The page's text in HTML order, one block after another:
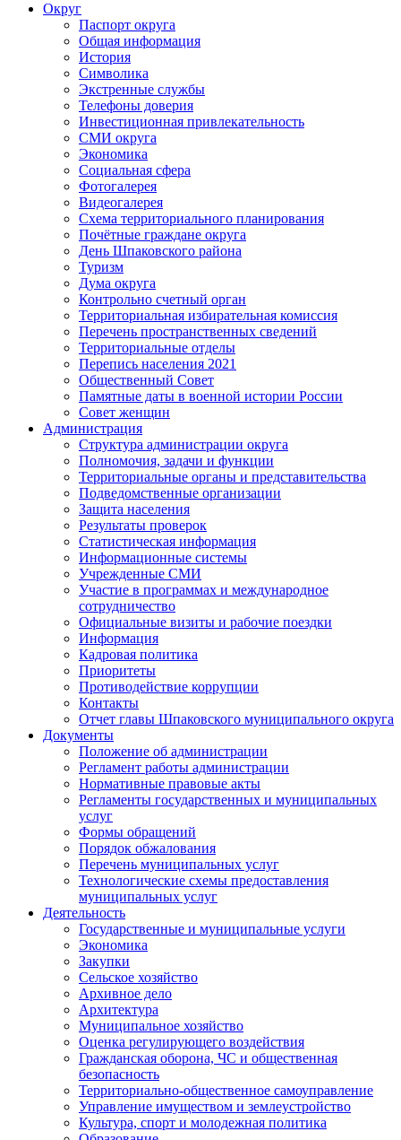
Округ
Паспорт округа
Общая информация
История
Символика
Экстренные службы
Телефоны доверия
Инвестиционная привлекательность
СМИ округа
Экономика
Социальная сфера
Фотогалерея
Видеогалерея
Схема территориального планирования
Почётные граждане округа
День Шпаковского района
Туризм
Дума округа
Контрольно счетный орган
Территориальная избирательная комиссия
Перечень пространственных сведений
Территориальные отделы
Перепись населения 2021
Общественный Совет
Памятные даты в военной истории России
Совет женщин
Администрация
Структура администрации округа
Полномочия, задачи и функции
Территориальные органы и представительства
Подведомственные организации
Защита населения
Результаты проверок
Статистическая информация
Информационные системы
Учрежденные СМИ
Участие в программах и международное
сотрудничество
Официальные визиты и рабочие поездки
Информация
Кадровая политика
Приоритеты
Противодействие коррупции
Контакты
Отчет главы Шпаковского муниципального округа
Документы
Положение об администрации
Регламент работы администрации
Нормативные правовые акты
Регламенты государственных и муниципальных
услуг
Формы обращений
Порядок обжалования
Перечень муниципальных услуг
Технологические схемы предоставления
муниципальных услуг
Деятельность
Государственные и муниципальные услуги
Экономика
Закупки
Сельское хозяйство
Архивное дело
Архитектура
Муниципальное хозяйство
Оценка регулирующего воздействия
Гражданская оборона, ЧС и общественная
безопасность
Территориально-общественное самоуправление
Управление имуществом и землеустройство
Культура, спорт и молодежная политика